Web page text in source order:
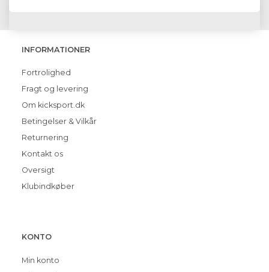
INFORMATIONER
Fortrolighed
Fragt og levering
Om kicksport.dk
Betingelser & Vilkår
Returnering
Kontakt os
Oversigt
Klubindkøber
KONTO
Min konto